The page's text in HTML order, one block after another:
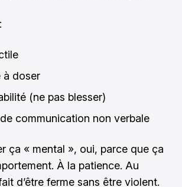
à doser
(ne pas blesser)
communication non verbale
ça « mental », oui, parce que ça
À la patience. Au
d’être ferme sans être violent.